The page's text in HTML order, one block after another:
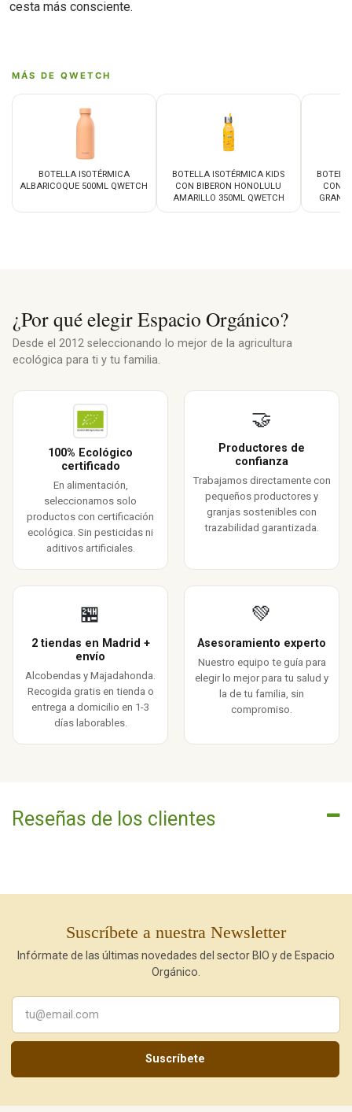
cesta más consciente.
MÁS DE QWETCH
BOTELLA ISOTÉRMICA
ALBARICOQUE 500ML QWETCH
BOTELLA ISOTÉRMICA KIDS
CON BIBERON HONOLULU
AMARILLO 350ML QWETCH
CON
¿Por qué elegir Espacio Orgánico?
Desde el 2012 seleccionando lo mejor de la agricultura
ecológica para ti y tu familia.
100% Ecológico
certificado
En alimentación,
seleccionamos solo
productos con certificación
ecológica. Sin pesticidas ni
aditivos artificiales.
🤝
Productores de
confianza
Trabajamos directamente con
pequeños productores y
granjas sostenibles con
trazabilidad garantizada.
🏪
2 tiendas en Madrid +
envío
Alcobendas y Majadahonda.
Recogida gratis en tienda o
entrega a domicilio en 1-3
días laborables.
💚
Asesoramiento experto
Nuestro equipo te guía para
elegir lo mejor para tu salud y
la de tu familia, sin
compromiso.
Reseñas de los clientes
Suscríbete a nuestra Newsletter
Infórmate de las últimas novedades del sector BIO y de Espacio
Orgánico.
Suscríbete